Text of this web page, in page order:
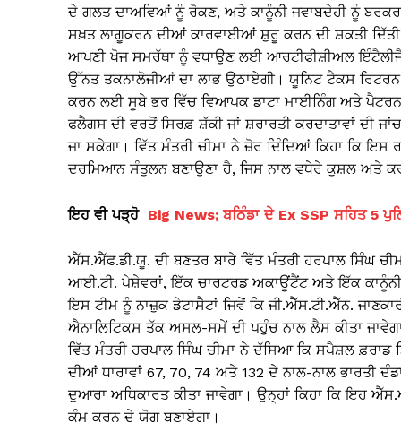
ਦੇ ਗਲਤ ਦਾਅਵਿਆਂ ਨੂੰ ਰੋਕਣ, ਅਤੇ ਕਾਨੂੰਨੀ ਜਵਾਬਦੇਹੀ ਨੂੰ
ਸਖ਼ਤ ਲਾਗੂਕਰਨ ਦੀਆਂ ਕਾਰਵਾਈਆਂ ਸ਼ੁਰੂ ਕਰਨ ਦੀ ਸ਼ਕਤੀ ਦਿੱਤੀ
ਆਪਣੀ ਖੋਜ ਸਮਰੱਥਾ ਨੂੰ ਵਧਾਉਣ ਲਈ ਆਰਟੀਫੀਸ਼ੀਅਲ
ਉੱਨਤ ਤਕਨਾਲੋਜੀਆਂ ਦਾ ਲਾਭ ਉਠਾਏਗੀ। ਯੂਨਿਟ ਟੈਕਸ
ਕਰਨ ਲਈ ਸੂਬੇ ਭਰ ਵਿੱਚ ਵਿਆਪਕ ਡਾਟਾ ਮਾਈਨਿੰਗ ਅਤੇ ਪੈਟਰਨ
ਫਲੈਗਸ ਦੀ ਵਰਤੋਂ ਸਿਰਫ਼ ਸ਼ੱਕੀ ਜਾਂ ਸ਼ਰਾਰਤੀ ਕਰਦਾਤਾਵਾਂ ਦੀ
ਜਾ ਸਕੇਗਾ। ਵਿੱਤ ਮੰਤਰੀ ਚੀਮਾ ਨੇ ਜ਼ੋਰ ਦਿੰਦਿਆਂ ਕਿਹਾ ਕਿ
ਦਰਮਿਆਨ ਸੰਤੁਲਨ ਬਣਾਉਣਾ ਹੈ, ਜਿਸ ਨਾਲ ਵਧੇਰੇ ਕੁਸ਼ਲ ਅਤੇ
ਇਹ ਵੀ ਪੜ੍ਹੋ Big News; ਬਠਿੰਡਾ ਦੇ Ex SSP ਸਹਿਤ 5
ਐੱਸ.ਐੱਫ.ਡੀ.ਯੂ. ਦੀ ਬਣਤਰ ਬਾਰੇ ਵਿੱਤ ਮੰਤਰੀ ਹਰਪਾਲ ਸਿੰਘ
ਆਈ.ਟੀ. ਪੇਸ਼ੇਵਰਾਂ, ਇੱਕ ਚਾਰਟਰਡ ਅਕਾਊਂਟੈਂਟ ਅਤੇ ਇੱਕ ਕਾਨੂੰਨੀ
ਇਸ ਟੀਮ ਨੂੰ ਨਾਜ਼ੁਕ ਡੇਟਾਸੈਟਾਂ ਜਿਵੇਂ ਕਿ ਜੀ.ਐੱਸ.ਟੀ.ਐੱਨ.
ਐਨਾਲਿਟਿਕਸ ਤੱਕ ਅਸਲ-ਸਮੇਂ ਦੀ ਪਹੁੰਚ ਨਾਲ ਲੈਸ ਕੀਤਾ
ਵਿੱਤ ਮੰਤਰੀ ਹਰਪਾਲ ਸਿੰਘ ਚੀਮਾ ਨੇ ਦੱਸਿਆ ਕਿ ਸਪੈਸ਼ਲ
ਦੀਆਂ ਧਾਰਾਵਾਂ 67, 70, 74 ਅਤੇ 132 ਦੇ ਨਾਲ-ਨਾਲ ਭਾਰਤੀ
ਦੁਆਰਾ ਅਧਿਕਾਰਤ ਕੀਤਾ ਜਾਵੇਗਾ। ਉਨ੍ਹਾਂ ਕਿਹਾ ਕਿ ਇਹ
ਕੰਮ ਕਰਨ ਦੇ ਯੋਗ ਬਣਾਏਗਾ।